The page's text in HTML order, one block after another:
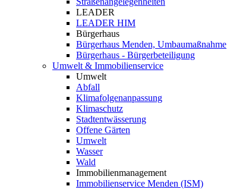
LEADER
LEADER HIM
Bürgerhaus
Bürgerhaus Menden, Umbaumaßnahme
Bürgerhaus - Bürgerbeteiligung
Umwelt & Immobilienservice
Umwelt
Abfall
Klimafolgenanpassung
Klimaschutz
Stadtentwässerung
Offene Gärten
Umwelt
Wasser
Wald
Immobilienmanagement
Immobilienservice Menden (ISM)